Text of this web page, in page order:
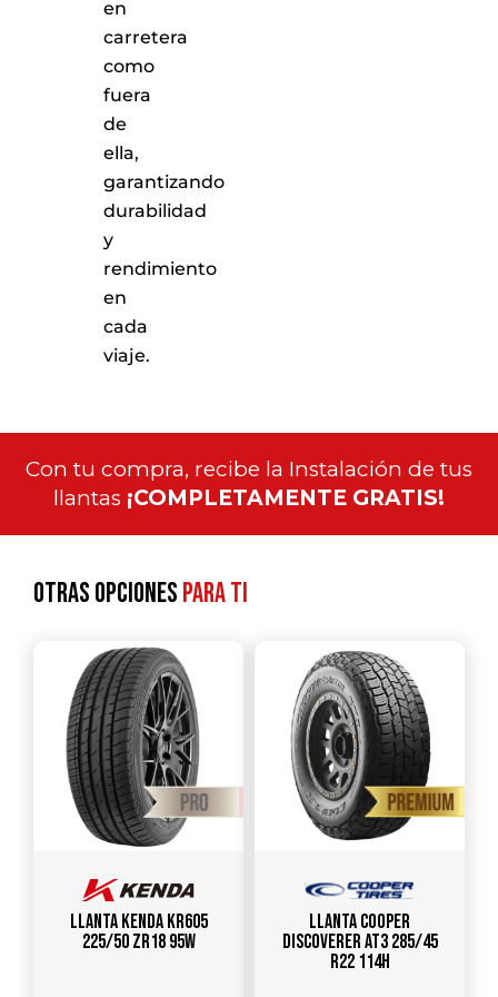
en
carretera
como
fuera
de
ella,
garantizando
durabilidad
y
rendimiento
en
cada
viaje.
Con tu compra, recibe la Instalación de tus
llantas ¡COMPLETAMENTE GRATIS!
Otras opcionespara ti
Llanta KENDA KR605
225/50 ZR18 95W
Llanta COOPER
DISCOVERER AT3 285/45
R22 114H